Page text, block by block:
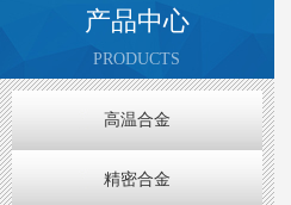
产品中心
PRODUCTS
高温合金
精密合金